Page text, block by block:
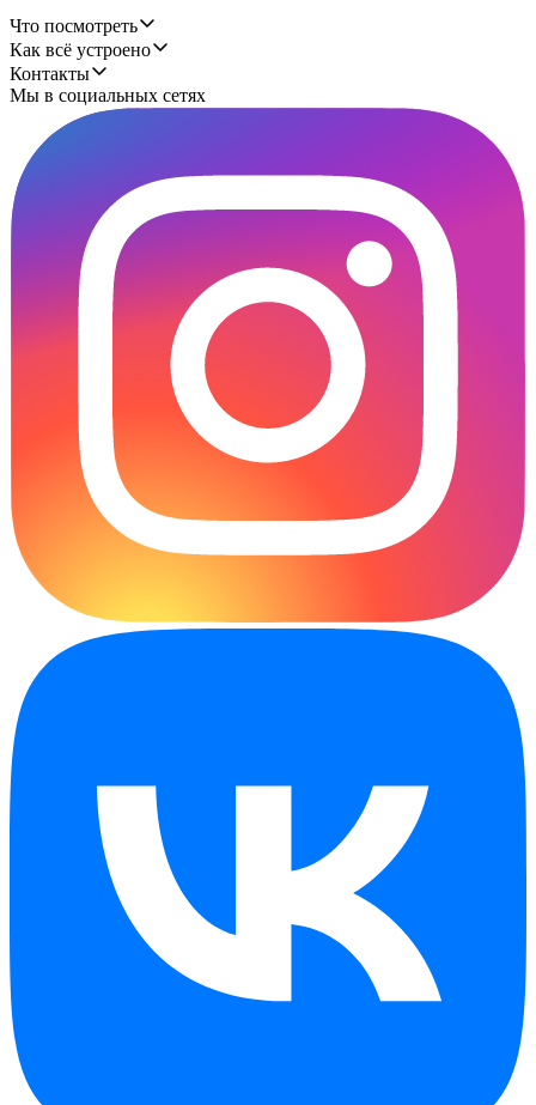
Что посмотреть
Как всё устроено
Контакты
Мы в социальных сетях